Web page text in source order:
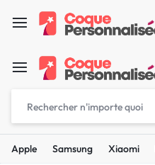
Apple Samsung Xiaomi